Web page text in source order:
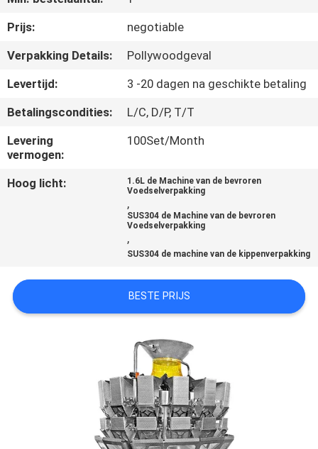
KWALITEITSCONTROLE
NEEM
CONTACT
MET
ONS
OP
VRAAG
EEN
PRIVACYBELEID
Prijs:
negotiable
Verpakking Details:
Pollywoodgeval
Levertijd:
3 -20 dagen na geschikte betaling
Betalingscondities:
L/C, D/P, T/T
Levering
vermogen:
100Set/Month
Hoog licht:
1.6L de Machine van de bevroren
Voedselverpakking
,
SUS304 de Machine van de bevroren
Voedselverpakking
,
SUS304 de machine van de kippenverpakking
BESTE PRIJS